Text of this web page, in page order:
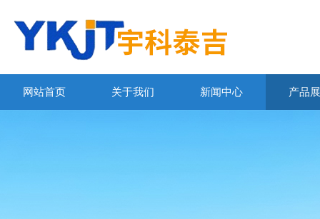
网站首页 关于我们 新闻中心 产品